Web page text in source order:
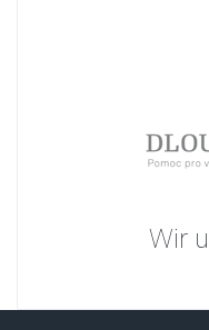
Wir
Die Bürgerinitiative
2005 aus Initiative
mit dem Verlust